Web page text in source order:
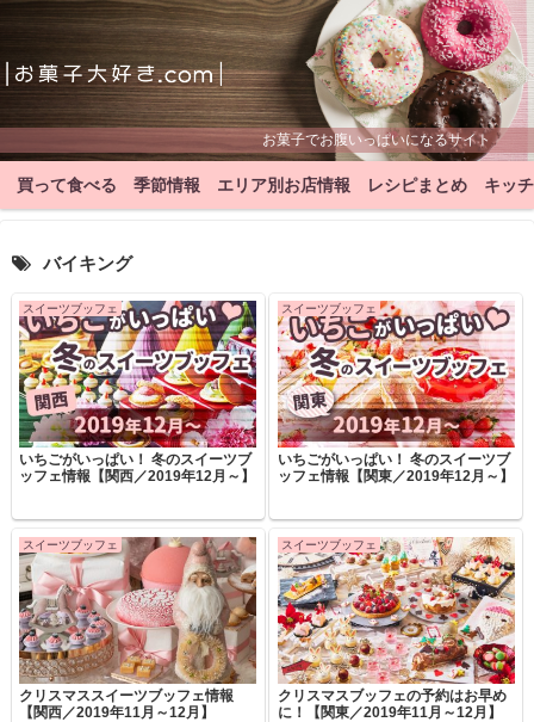
お菓子でお腹いっぱいになるサイト
買って食べる 季節情報 エリア別お店情報 レシピまとめ キッ
バイキング
スイーツブッフェ
いちごがいっぱい！ 冬のスイーツブ
ッフェ情報【関西／2019年12月～】
スイーツブッフェ
いちごがいっぱい！ 冬のスイーツブ
ッフェ情報【関東／2019年12月～】
スイーツブッフェ
クリスマススイーツブッフェ情報
【関西／2019年11月～12月】
スイーツブッフェ
クリスマスブッフェの予約はお早め
に！【関東／2019年11月～12月】